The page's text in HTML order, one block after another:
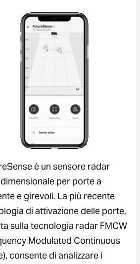
è un sensore radar
per porte a
e girevoli. La più recente
di attivazione delle porte,
sulla tecnologia radar FMCW
Modulated Continuous
consente di analizzare i